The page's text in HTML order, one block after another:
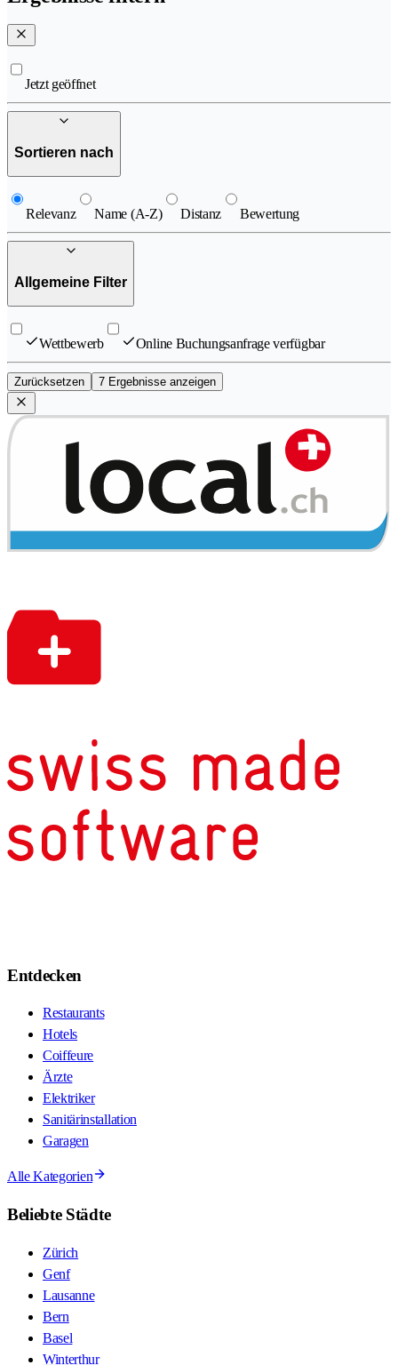
Jetzt geöffnet
Sortieren nach
Relevanz Name (A-Z) Distanz Bewertung
Allgemeine Filter
Wettbewerb Online Buchungsanfrage verfügbar
Zurücksetzen 7 Ergebnisse anzeigen
Entdecken
Restaurants
Hotels
Coiffeure
Ärzte
Elektriker
Sanitärinstallation
Garagen
Alle Kategorien
Beliebte Städte
Zürich
Genf
Lausanne
Bern
Basel
Winterthur